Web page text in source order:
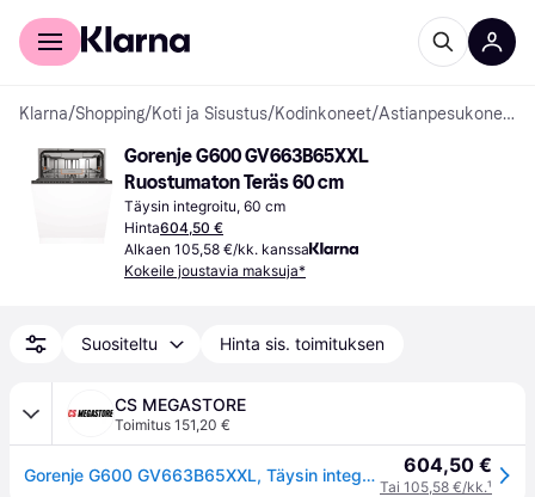
Kuluttajille
Klarna/Shopping/Koti ja Sisustus/Kodinkoneet/ Astianpesukoneet
Gorenje G600 GV663B65XXL
Ruostumaton Teräs 60 cm
Täysin integroitu, 60 cm
Hinta604,50 €
Alkaen 105,58 €/kk. kanssa
Kokeile joustavia maksuja*
Suositeltu Hinta sis. toimituksen
CS MEGASTORE
Toimitus 151,20 €
Gorenje G600 GV663B65XXL, Täysin integroitu, Kokonaiskoko (60 cm), Kosketus, 1,5 m, 1,75 m, 1,5 m 604,50 €
Tai 105,58 €/kk.¹